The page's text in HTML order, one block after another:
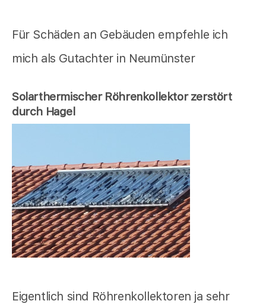
Für Schäden an Gebäuden empfehle ich
mich als Gutachter in Neumünster
Solarthermischer Röhrenkollektor zerstört
durch Hagel
Eigentlich sind Röhrenkollektoren ja sehr